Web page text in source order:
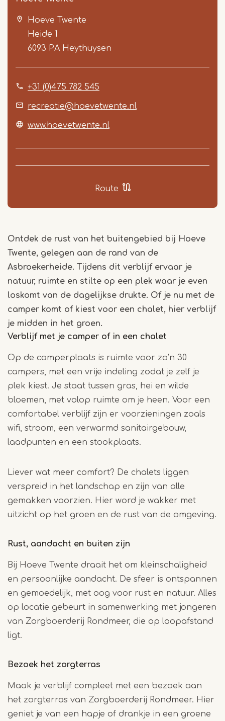
Hoeve Twente
Heide 1
6093 PA Heythuysen
+31 (0)475 782 545
recreatie@hoevetwente.nl
www.hoevetwente.nl
Route
Item
Ontdek de rust van het buitengebied bij Hoeve
Twente, gelegen aan de rand van de
Asbroekerheide. Tijdens dit verblijf ervaar je
natuur, ruimte en stilte op een plek waar je even
loskomt van de dagelijkse drukte. Of je nu met de
camper komt of kiest voor een chalet, hier verblijf
je midden in het groen.
Verblijf met je camper of in een chalet
Op de camperplaats is ruimte voor zo’n 30
campers, met een vrije indeling zodat je zelf je
plek kiest. Je staat tussen gras, hei en wilde
bloemen, met volop ruimte om je heen. Voor een
comfortabel verblijf zijn er voorzieningen zoals
wifi, stroom, een verwarmd sanitairgebouw,
laadpunten en een stookplaats.
Liever wat meer comfort? De chalets liggen
verspreid in het landschap en zijn van alle
gemakken voorzien. Hier word je wakker met
uitzicht op het groen en de rust van de omgeving.
Rust, aandacht en buiten zijn
Bij Hoeve Twente draait het om kleinschaligheid
en persoonlijke aandacht. De sfeer is ontspannen
en gemoedelijk, met oog voor rust en natuur. Alles
op locatie gebeurt in samenwerking met jongeren
van Zorgboerderij Rondmeer, die op loopafstand
ligt.
Bezoek het zorgterras
Maak je verblijf compleet met een bezoek aan
het zorgterras van Zorgboerderij Rondmeer. Hier
geniet je van een hapje of drankje in een groene